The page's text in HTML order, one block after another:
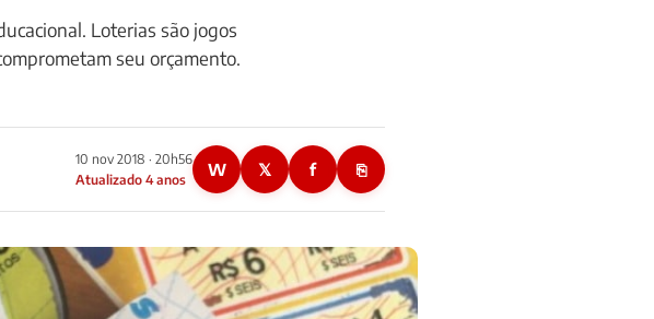
Loterias são jogos
seu orçamento.
10 nov 2018 · 20h56
Atualizado 4 anos
W 𝕏 f ⎘